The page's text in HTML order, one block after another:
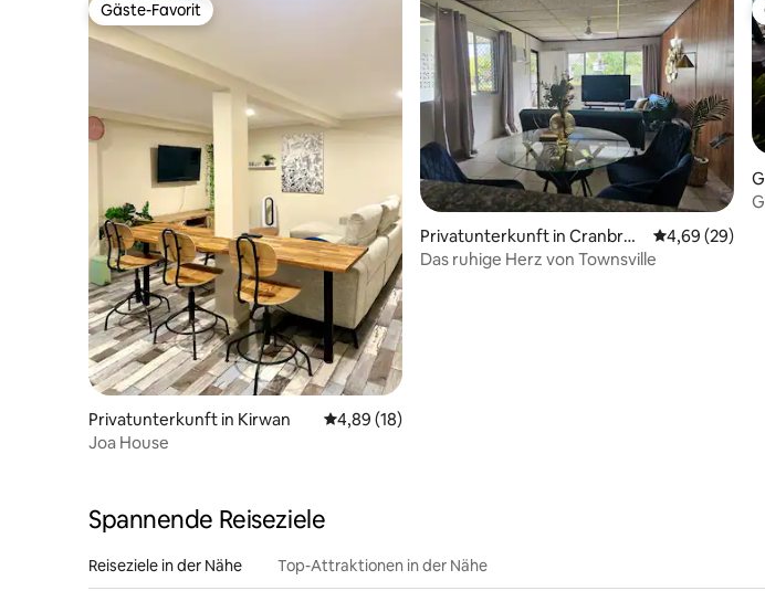
Gäste-Favorit
Gäste-Favorit
Privatunterkunft in Kirwan Durchschnittliche Bewertung: 4,89 von 5, 18 Bewertungen
4,89 (18)
Joa House
Privatunterkunft in Cranbroo
k
4,69 (29)
Das ruhige Herz von Townsville
Spannende Reiseziele
Reiseziele in der Nähe Top-Attraktionen in der Nähe